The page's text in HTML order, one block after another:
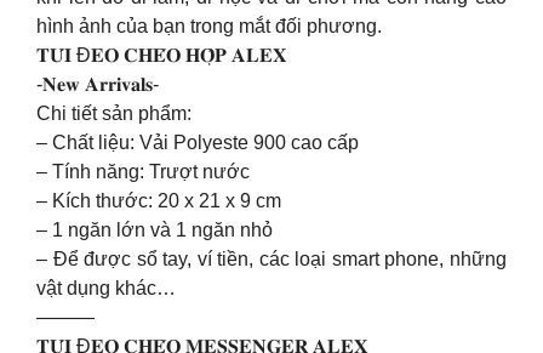
hình ảnh của bạn trong mắt đối phương.
𝐓𝐔́𝐈 Đ𝐄𝐎 𝐂𝐇𝐄́𝐎 𝐇𝐎̣̂𝐏 𝐀𝐋𝐄𝐗
-𝐍𝐞𝐰 𝐀𝐫𝐫𝐢𝐯𝐚𝐥𝐬-
Chi tiết sản phẩm:
– Chất liệu: Vải Polyeste 900 cao cấp
– Tính năng: Trượt nước
– Kích thước: 20 x 21 x 9 cm
– 1 ngăn lớn và 1 ngăn nhỏ
– Để được sổ tay, ví tiền, các loại smart phone, những
vật dụng khác…
———
𝐓𝐔́𝐈 Đ𝐄𝐎 𝐂𝐇𝐄́𝐎 𝐌𝐄𝐒𝐒𝐄𝐍𝐆𝐄𝐑 𝐀𝐋𝐄𝐗